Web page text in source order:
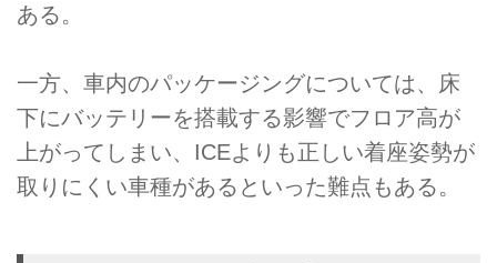
ある。
一方、車内のパッケージングについては、床
下にバッテリーを搭載する影響でフロア高が
上がってしまい、ICEよりも正しい着座姿勢が
取りにくい車種があるといった難点もある。